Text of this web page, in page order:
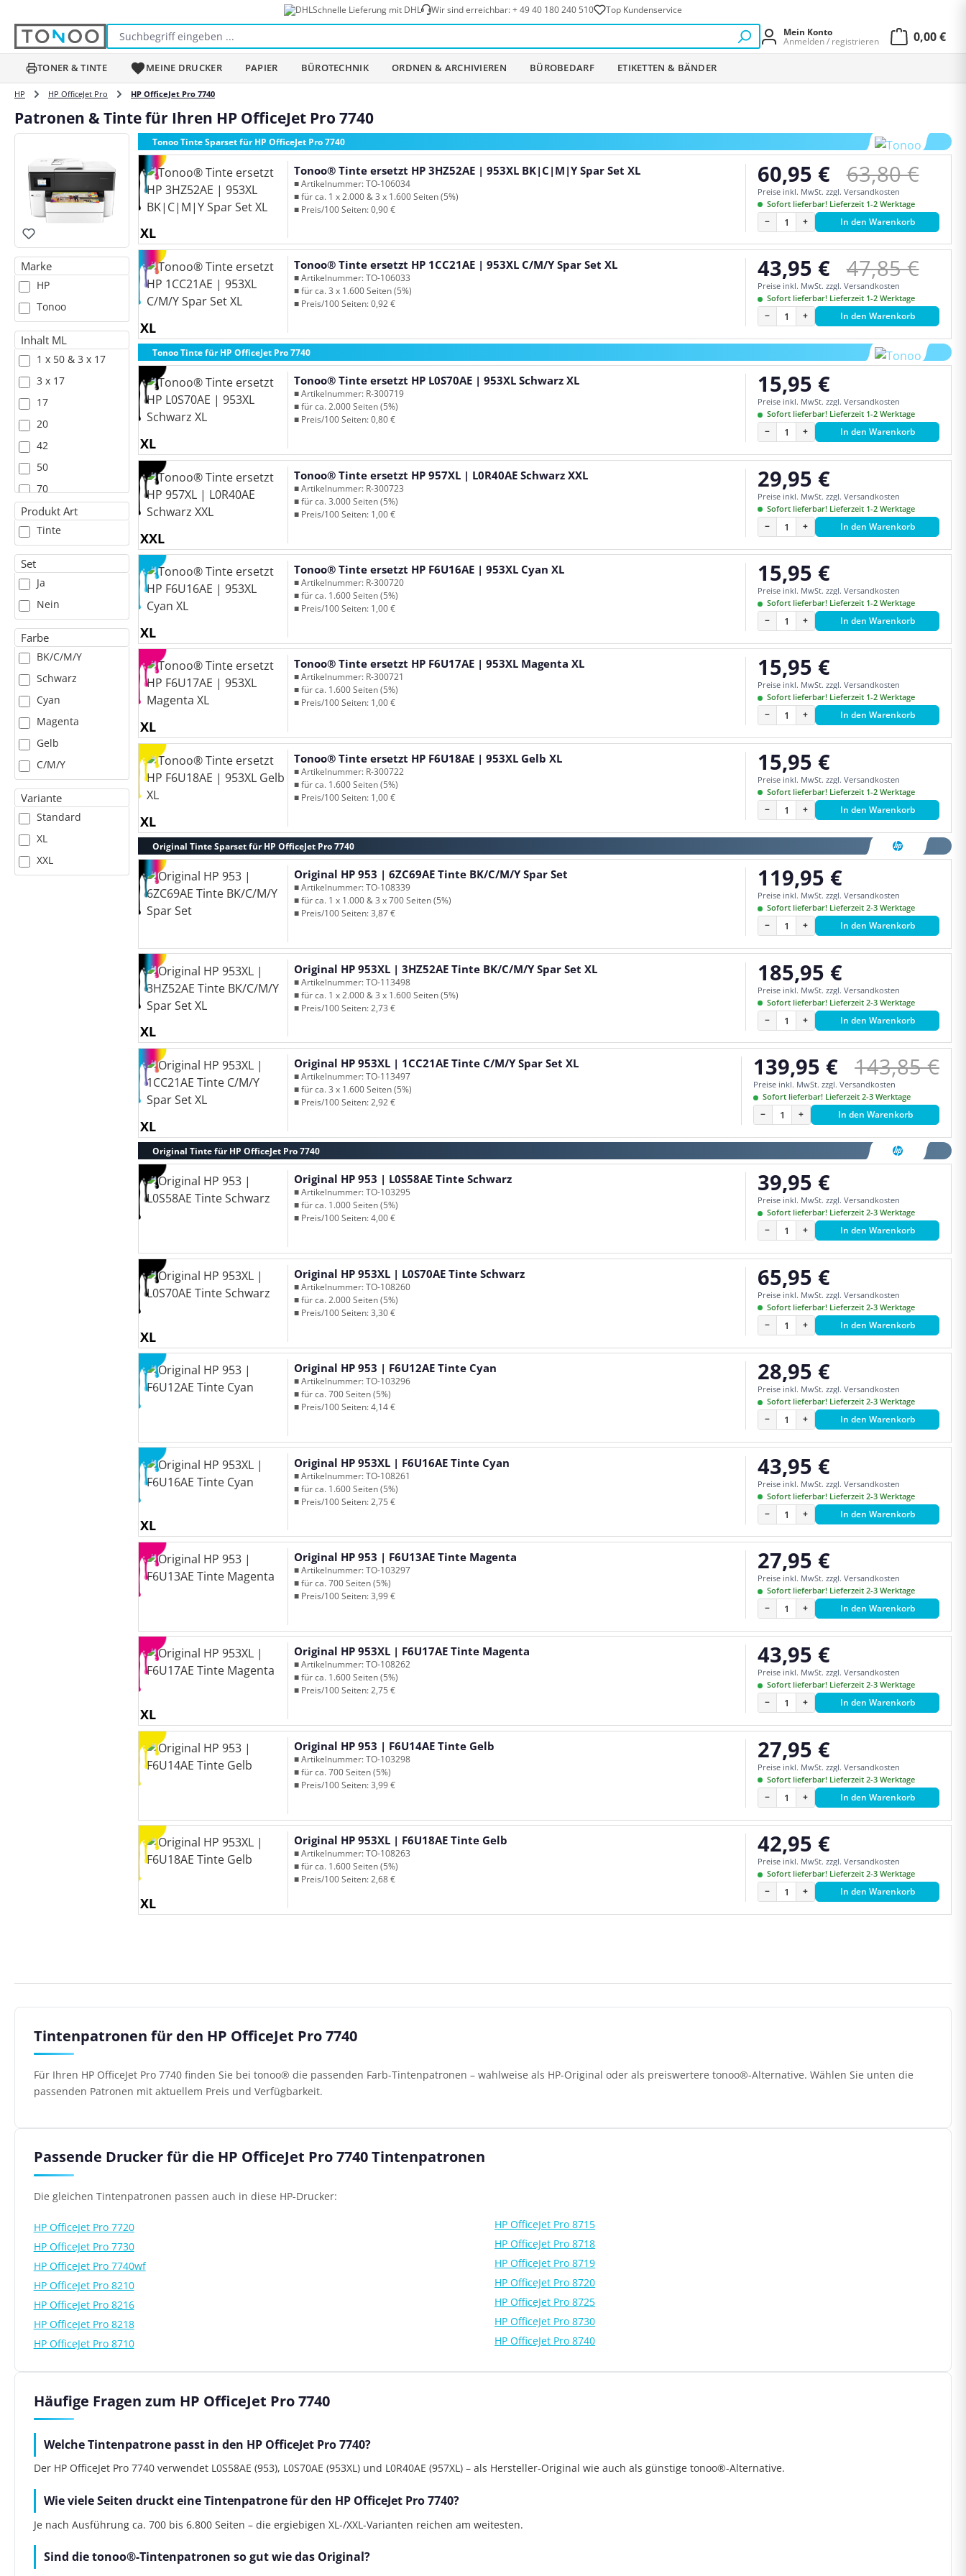
Schnelle Lieferung mit DHL Wir sind erreichbar:+ 49 40 180 240 510 Top Kundenservice
Mein Konto
Anmelden / registrieren
0,00 €
TONER & TINTE MEINE DRUCKER PAPIER BÜROTECHNIK ORDNEN & ARCHIVIEREN BÜROBEDARF ETIKETTEN & BÄNDER
HP HP OfficeJet Pro HP OfficeJet Pro 7740
Patronen & Tinte für Ihren HP OfficeJet Pro 7740
Marke
HP
Tonoo
Inhalt ML
1 x 50 & 3 x 17
3 x 17
17
20
42
50
70
Produkt Art
Tinte
Set
Ja
Nein
Farbe
BK/C/M/Y
Schwarz
Cyan
Magenta
Gelb
C/M/Y
Variante
Standard
XL
XXL
Tonoo Tinte Sparset für HP OfficeJet Pro 7740
XL
Tonoo® Tinte ersetzt HP 3HZ52AE | 953XL BK|C|M|Y Spar Set XL
■ Artikelnummer: TO-106034
■ für ca. 1 x 2.000 & 3 x 1.600 Seiten (5%)
■ Preis/100 Seiten: 0,90 €
Verkaufspreis:
60,95 € Regulärer
63,80 €
Preise inkl. MwSt. zzgl. Versandkosten
Sofort lieferbar! Lieferzeit 1-2 Werktage
− + In den Warenkorb
XL
Tonoo® Tinte ersetzt HP 1CC21AE | 953XL C/M/Y Spar Set XL
■ Artikelnummer: TO-106033
■ für ca. 3 x 1.600 Seiten (5%)
■ Preis/100 Seiten: 0,92 €
Verkaufspreis:
43,95 € Regulärer
47,85 €
Preise inkl. MwSt. zzgl. Versandkosten
Sofort lieferbar! Lieferzeit 1-2 Werktage
− + In den Warenkorb
Tonoo Tinte für HP OfficeJet Pro 7740
XL
Tonoo® Tinte ersetzt HP L0S70AE | 953XL Schwarz XL
■ Artikelnummer: R-300719
■ für ca. 2.000 Seiten (5%)
■ Preis/100 Seiten: 0,80 €
Regulärer Preis:
15,95 €
Preise inkl. MwSt. zzgl. Versandkosten
Sofort lieferbar! Lieferzeit 1-2 Werktage
− + In den Warenkorb
XXL
Tonoo® Tinte ersetzt HP 957XL | L0R40AE Schwarz XXL
■ Artikelnummer: R-300723
■ für ca. 3.000 Seiten (5%)
■ Preis/100 Seiten: 1,00 €
Regulärer Preis:
29,95 €
Preise inkl. MwSt. zzgl. Versandkosten
Sofort lieferbar! Lieferzeit 1-2 Werktage
− + In den Warenkorb
XL
Tonoo® Tinte ersetzt HP F6U16AE | 953XL Cyan XL
■ Artikelnummer: R-300720
■ für ca. 1.600 Seiten (5%)
■ Preis/100 Seiten: 1,00 €
Regulärer Preis:
15,95 €
Preise inkl. MwSt. zzgl. Versandkosten
Sofort lieferbar! Lieferzeit 1-2 Werktage
− + In den Warenkorb
XL
Tonoo® Tinte ersetzt HP F6U17AE | 953XL Magenta XL
■ Artikelnummer: R-300721
■ für ca. 1.600 Seiten (5%)
■ Preis/100 Seiten: 1,00 €
Regulärer Preis:
15,95 €
Preise inkl. MwSt. zzgl. Versandkosten
Sofort lieferbar! Lieferzeit 1-2 Werktage
− + In den Warenkorb
XL
Tonoo® Tinte ersetzt HP F6U18AE | 953XL Gelb XL
■ Artikelnummer: R-300722
■ für ca. 1.600 Seiten (5%)
■ Preis/100 Seiten: 1,00 €
Regulärer Preis:
15,95 €
Preise inkl. MwSt. zzgl. Versandkosten
Sofort lieferbar! Lieferzeit 1-2 Werktage
− + In den Warenkorb
Original Tinte Sparset für HP OfficeJet Pro 7740
Original HP 953 | 6ZC69AE Tinte BK/C/M/Y Spar Set
■ Artikelnummer: TO-108339
■ für ca. 1 x 1.000 & 3 x 700 Seiten (5%)
■ Preis/100 Seiten: 3,87 €
Regulärer Preis:
119,95 €
Preise inkl. MwSt. zzgl. Versandkosten
Sofort lieferbar! Lieferzeit 2-3 Werktage
− + In den Warenkorb
XL
Original HP 953XL | 3HZ52AE Tinte BK/C/M/Y Spar Set XL
■ Artikelnummer: TO-113498
■ für ca. 1 x 2.000 & 3 x 1.600 Seiten (5%)
■ Preis/100 Seiten: 2,73 €
Regulärer Preis:
185,95 €
Preise inkl. MwSt. zzgl. Versandkosten
Sofort lieferbar! Lieferzeit 2-3 Werktage
− + In den Warenkorb
XL
Original HP 953XL | 1CC21AE Tinte C/M/Y Spar Set XL
■ Artikelnummer: TO-113497
■ für ca. 3 x 1.600 Seiten (5%)
■ Preis/100 Seiten: 2,92 €
Verkaufspreis:
139,95 € Regulärer
143,85 €
Preise inkl. MwSt. zzgl. Versandkosten
Sofort lieferbar! Lieferzeit 2-3 Werktage
− + In den Warenkorb
Original Tinte für HP OfficeJet Pro 7740
Original HP 953 | L0S58AE Tinte Schwarz
■ Artikelnummer: TO-103295
■ für ca. 1.000 Seiten (5%)
■ Preis/100 Seiten: 4,00 €
Regulärer Preis:
39,95 €
Preise inkl. MwSt. zzgl. Versandkosten
Sofort lieferbar! Lieferzeit 2-3 Werktage
− + In den Warenkorb
XL
Original HP 953XL | L0S70AE Tinte Schwarz
■ Artikelnummer: TO-108260
■ für ca. 2.000 Seiten (5%)
■ Preis/100 Seiten: 3,30 €
Regulärer Preis:
65,95 €
Preise inkl. MwSt. zzgl. Versandkosten
Sofort lieferbar! Lieferzeit 2-3 Werktage
− + In den Warenkorb
Original HP 953 | F6U12AE Tinte Cyan
■ Artikelnummer: TO-103296
■ für ca. 700 Seiten (5%)
■ Preis/100 Seiten: 4,14 €
Regulärer Preis:
28,95 €
Preise inkl. MwSt. zzgl. Versandkosten
Sofort lieferbar! Lieferzeit 2-3 Werktage
− + In den Warenkorb
XL
Original HP 953XL | F6U16AE Tinte Cyan
■ Artikelnummer: TO-108261
■ für ca. 1.600 Seiten (5%)
■ Preis/100 Seiten: 2,75 €
Regulärer Preis:
43,95 €
Preise inkl. MwSt. zzgl. Versandkosten
Sofort lieferbar! Lieferzeit 2-3 Werktage
− + In den Warenkorb
Original HP 953 | F6U13AE Tinte Magenta
■ Artikelnummer: TO-103297
■ für ca. 700 Seiten (5%)
■ Preis/100 Seiten: 3,99 €
Regulärer Preis:
27,95 €
Preise inkl. MwSt. zzgl. Versandkosten
Sofort lieferbar! Lieferzeit 2-3 Werktage
− + In den Warenkorb
XL
Original HP 953XL | F6U17AE Tinte Magenta
■ Artikelnummer: TO-108262
■ für ca. 1.600 Seiten (5%)
■ Preis/100 Seiten: 2,75 €
Regulärer Preis:
43,95 €
Preise inkl. MwSt. zzgl. Versandkosten
Sofort lieferbar! Lieferzeit 2-3 Werktage
− + In den Warenkorb
Original HP 953 | F6U14AE Tinte Gelb
■ Artikelnummer: TO-103298
■ für ca. 700 Seiten (5%)
■ Preis/100 Seiten: 3,99 €
Regulärer Preis:
27,95 €
Preise inkl. MwSt. zzgl. Versandkosten
Sofort lieferbar! Lieferzeit 2-3 Werktage
− + In den Warenkorb
XL
Original HP 953XL | F6U18AE Tinte Gelb
■ Artikelnummer: TO-108263
■ für ca. 1.600 Seiten (5%)
■ Preis/100 Seiten: 2,68 €
Regulärer Preis:
42,95 €
Preise inkl. MwSt. zzgl. Versandkosten
Sofort lieferbar! Lieferzeit 2-3 Werktage
− + In den Warenkorb
Tintenpatronen für den HP OfficeJet Pro 7740
Für Ihren HP OfficeJet Pro 7740 finden Sie bei tonoo® die passenden Farb-Tintenpatronen – wahlweise als HP-Original oder als preiswertere tonoo®-Alternative. Wählen Sie unten die
passenden Patronen mit aktuellem Preis und Verfügbarkeit.
Passende Drucker für die HP OfficeJet Pro 7740 Tintenpatronen
Die gleichen Tintenpatronen passen auch in diese HP-Drucker:
HP OfficeJet Pro 7720
HP OfficeJet Pro 7730
HP OfficeJet Pro 7740wf
HP OfficeJet Pro 8210
HP OfficeJet Pro 8216
HP OfficeJet Pro 8218
HP OfficeJet Pro 8710
HP OfficeJet Pro 8715
HP OfficeJet Pro 8718
HP OfficeJet Pro 8719
HP OfficeJet Pro 8720
HP OfficeJet Pro 8725
HP OfficeJet Pro 8730
HP OfficeJet Pro 8740
Häufige Fragen zum HP OfficeJet Pro 7740
Welche Tintenpatrone passt in den HP OfficeJet Pro 7740?
Der HP OfficeJet Pro 7740 verwendet L0S58AE (953), L0S70AE (953XL) und L0R40AE (957XL) – als Hersteller-Original wie auch als günstige tonoo®-Alternative.
Wie viele Seiten druckt eine Tintenpatrone für den HP OfficeJet Pro 7740?
Je nach Ausführung ca. 700 bis 6.800 Seiten – die ergiebigen XL-/XXL-Varianten reichen am weitesten.
Sind die tonoo®-Tintenpatronen so gut wie das Original?